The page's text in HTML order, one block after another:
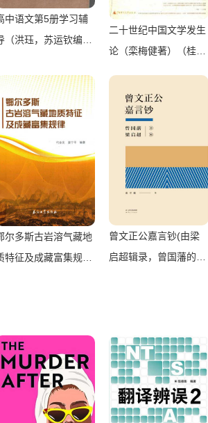
中语文第5册学习辅
（洪珏，苏运钦编
出版社 1985）
二十世纪中国文学发生
论（栾梅健著）（桂
社 2006）
尔多斯古岩溶气藏地
特征及成藏富集规律
）（北京：石油工业
出版社 2016）
曾文正公嘉言钞(由梁
启超辑录，曾国藩的人
（云南人民出版社
2016）